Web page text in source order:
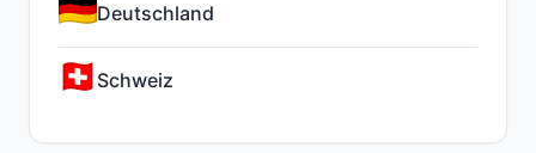
Deutschland
Schweiz